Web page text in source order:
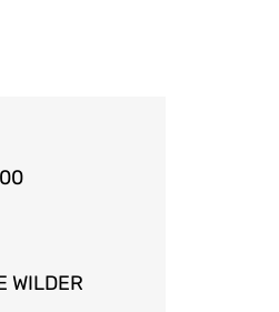
WILDER